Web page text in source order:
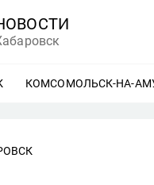
ЕЩЕ
КОМСОМОЛЬСК-НА-